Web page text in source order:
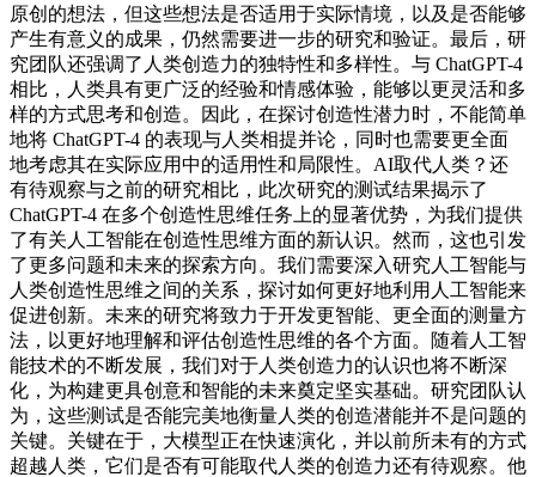
原创的想法，但这些想法是否适用于实际情境，以及是否能够
产生有意义的成果，仍然需要进一步的研究和验证。最后，研
究团队还强调了人类创造力的独特性和多样性。与 ChatGPT-4
相比，人类具有更广泛的经验和情感体验，能够以更灵活和多
样的方式思考和创造。因此，在探讨创造性潜力时，不能简单
地将 ChatGPT-4 的表现与人类相提并论，同时也需要更全面
地考虑其在实际应用中的适用性和局限性。AI取代人类？还
有待观察与之前的研究相比，此次研究的测试结果揭示了
ChatGPT-4 在多个创造性思维任务上的显著优势，为我们提供
了有关人工智能在创造性思维方面的新认识。然而，这也引发
了更多问题和未来的探索方向。我们需要深入研究人工智能与
人类创造性思维之间的关系，探讨如何更好地利用人工智能来
促进创新。未来的研究将致力于开发更智能、更全面的测量方
法，以更好地理解和评估创造性思维的各个方面。随着人工智
能技术的不断发展，我们对于人类创造力的认识也将不断深
化，为构建更具创意和智能的未来奠定坚实基础。研究团队认
为，这些测试是否能完美地衡量人类的创造潜能并不是问题的
关键。关键在于，大模型正在快速演化，并以前所未有的方式
超越人类，它们是否有可能取代人类的创造力还有待观察。他